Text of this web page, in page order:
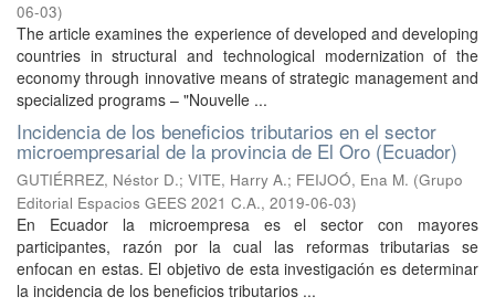
06-03)
The article examines the experience of developed and developing
countries in structural and technological modernization of the
economy through innovative means of strategic management and
specialized programs – "Nouvelle ...
Incidencia de los beneficios tributarios en el sector
microempresarial de la provincia de El Oro (Ecuador)
GUTIÉRREZ, Néstor D.; VITE, Harry A.; FEIJOÓ, Ena M. (Grupo
Editorial Espacios GEES 2021 C.A., 2019-06-03)
En Ecuador la microempresa es el sector con mayores
participantes, razón por la cual las reformas tributarias se
enfocan en estas. El objetivo de esta investigación es determinar
la incidencia de los beneficios tributarios ...